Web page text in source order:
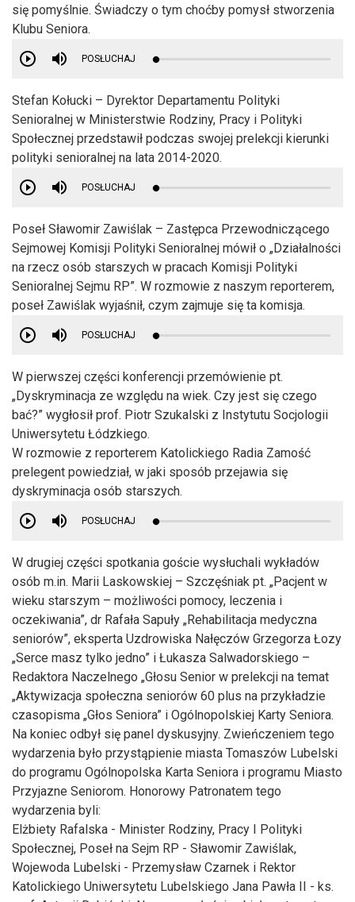
się pomyślnie. Świadczy o tym choćby pomysł stworzenia
Klubu Seniora.
POSŁUCHAJ
Stefan Kołucki – Dyrektor Departamentu Polityki
Senioralnej w Ministerstwie Rodziny, Pracy i Polityki
Społecznej przedstawił podczas swojej prelekcji kierunki
polityki senioralnej na lata 2014-2020.
POSŁUCHAJ
Poseł Sławomir Zawiślak – Zastępca Przewodniczącego
Sejmowej Komisji Polityki Senioralnej mówił o „Działalności
na rzecz osób starszych w pracach Komisji Polityki
Senioralnej Sejmu RP”. W rozmowie z naszym reporterem,
poseł Zawiślak wyjaśnił, czym zajmuje się ta komisja.
POSŁUCHAJ
W pierwszej części konferencji przemówienie pt.
„Dyskryminacja ze względu na wiek. Czy jest się czego
bać?” wygłosił prof. Piotr Szukalski z Instytutu Socjologii
Uniwersytetu Łódzkiego.
W rozmowie z reporterem Katolickiego Radia Zamość
prelegent powiedział, w jaki sposób przejawia się
dyskryminacja osób starszych.
POSŁUCHAJ
W drugiej części spotkania goście wysłuchali wykładów
osób m.in. Marii Laskowskiej – Szczęśniak pt. „Pacjent w
wieku starszym – możliwości pomocy, leczenia i
oczekiwania”, dr Rafała Sapuły „Rehabilitacja medyczna
seniorów”, eksperta Uzdrowiska Nałęczów Grzegorza Łozy
„Serce masz tylko jedno” i Łukasza Salwadorskiego –
Redaktora Naczelnego „Głosu Senior w prelekcji na temat
„Aktywizacja społeczna seniorów 60 plus na przykładzie
czasopisma „Głos Seniora” i Ogólnopolskiej Karty Seniora.
Na koniec odbył się panel dyskusyjny. Zwieńczeniem tego
wydarzenia było przystąpienie miasta Tomaszów Lubelski
do programu Ogólnopolska Karta Seniora i programu Miasto
Przyjazne Seniorom. Honorowy Patronatem tego
wydarzenia byli:
Elżbiety Rafalska - Minister Rodziny, Pracy I Polityki
Społecznej, Poseł na Sejm RP - Sławomir Zawiślak,
Wojewoda Lubelski - Przemysław Czarnek i Rektor
Katolickiego Uniwersytetu Lubelskiego Jana Pawła II - ks.